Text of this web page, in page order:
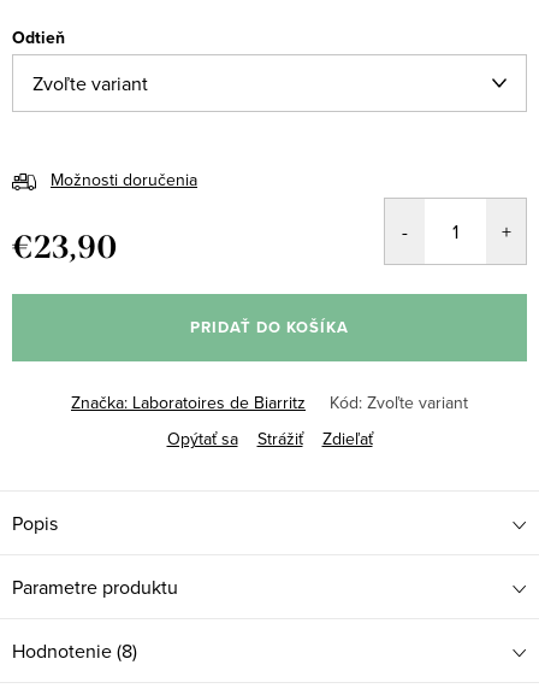
Odtieň
Možnosti doručenia
€23,90
cena:
PRIDAŤ DO KOŠÍKA
Značka: Laboratoires de Biarritz Kód: Zvoľte variant
Opýtať sa
Strážiť Zdieľať
Popis
Parametre produktu
Hodnotenie (8)